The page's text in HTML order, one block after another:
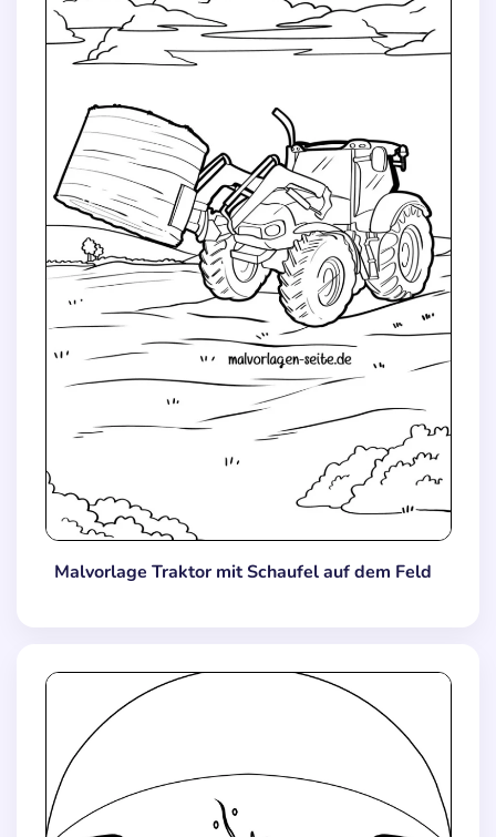
Malvorlage Traktor mit Schaufel auf dem Feld